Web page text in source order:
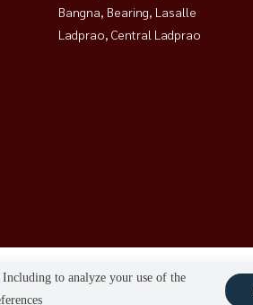
Bangna, Bearing, Lasalle
Ladprao, Central Ladprao
to analyze your use of the